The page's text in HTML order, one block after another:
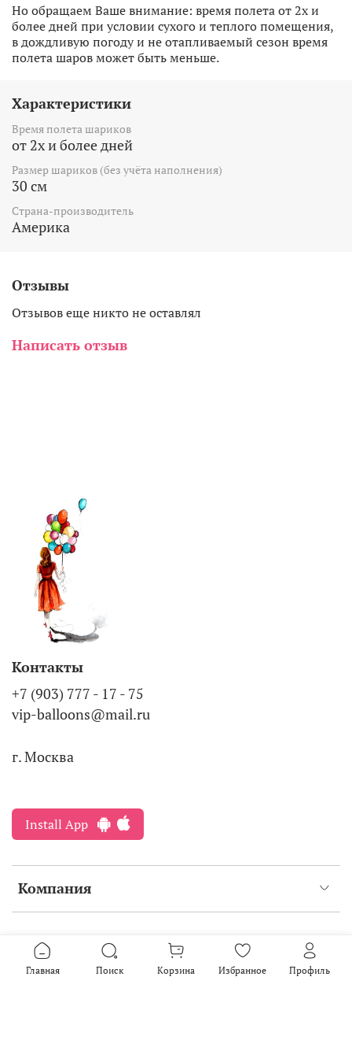
Но обращаем Ваше внимание: время полета от 2х и
более дней при условии сухого и теплого помещения,
в дождливую погоду и не отапливаемый сезон время
полета шаров может быть меньше.
Характеристики
Время полета шариков
от 2х и более дней
Размер шариков (без учёта наполнения)
30 см
Страна-производитель
Америка
Отзывы
Отзывов еще никто не оставлял
Написать отзыв
Компания
Контакты
+7 (903) 777 - 17 - 75
vip-balloons@mail.ru
г. Москва
Install App
Интернет-магазин создан на inSales
2016-2026
Главная Поиск Корзина Избранное Профиль